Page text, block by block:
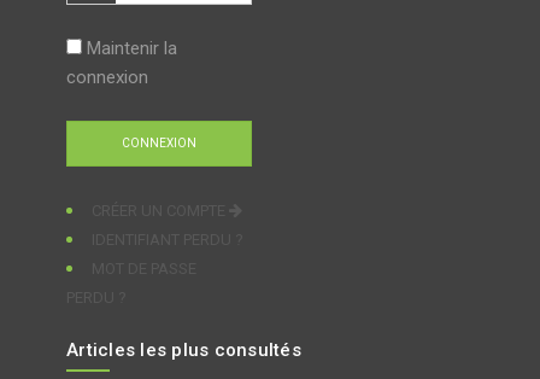
Maintenir la
connexion
Articles les plus consultés